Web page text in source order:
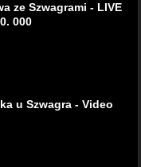
ze Szwagrami - LIVE
000
u Szwagra - Video